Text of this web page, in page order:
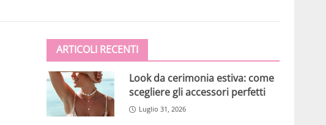
ARTICOLI RECENTI
Look da cerimonia estiva: come
scegliere gli accessori perfetti
Luglio 31, 2026